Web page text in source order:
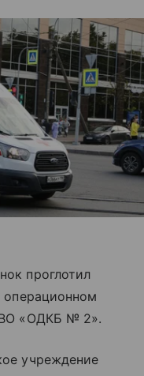
проглотил
операционном
ВО «ОДКБ № 2».
учреждение